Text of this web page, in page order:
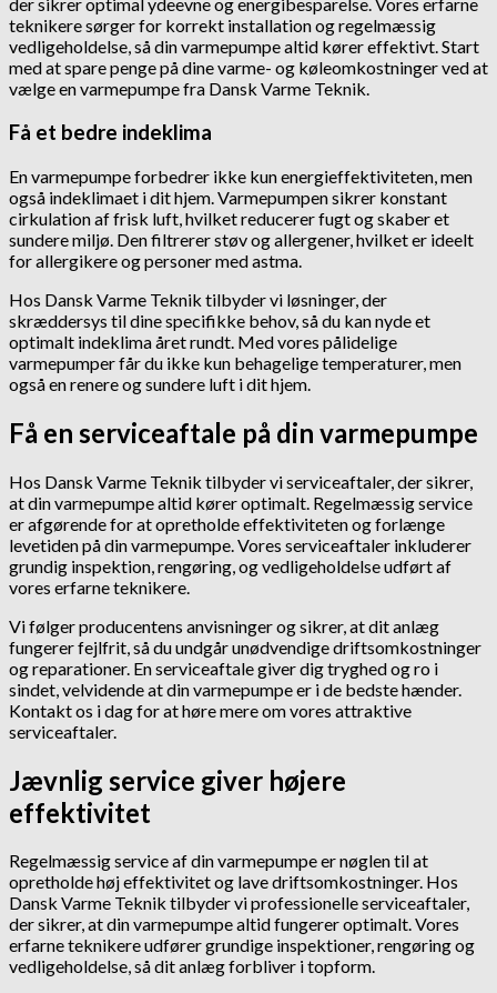
der sikrer optimal ydeevne og energibesparelse. Vores erfarne
teknikere sørger for korrekt installation og regelmæssig
vedligeholdelse, så din varmepumpe altid kører effektivt. Start
med at spare penge på dine varme- og køleomkostninger ved at
vælge en varmepumpe fra Dansk Varme Teknik.
Få et bedre indeklima
En varmepumpe forbedrer ikke kun energieffektiviteten, men
også indeklimaet i dit hjem. Varmepumpen sikrer konstant
cirkulation af frisk luft, hvilket reducerer fugt og skaber et
sundere miljø. Den filtrerer støv og allergener, hvilket er ideelt
for allergikere og personer med astma.
Hos Dansk Varme Teknik tilbyder vi løsninger, der
skræddersys til dine specifikke behov, så du kan nyde et
optimalt indeklima året rundt. Med vores pålidelige
varmepumper får du ikke kun behagelige temperaturer, men
også en renere og sundere luft i dit hjem.
Få en serviceaftale på din varmepumpe
Hos Dansk Varme Teknik tilbyder vi serviceaftaler, der sikrer,
at din varmepumpe altid kører optimalt. Regelmæssig service
er afgørende for at opretholde effektiviteten og forlænge
levetiden på din varmepumpe. Vores serviceaftaler inkluderer
grundig inspektion, rengøring, og vedligeholdelse udført af
vores erfarne teknikere.
Vi følger producentens anvisninger og sikrer, at dit anlæg
fungerer fejlfrit, så du undgår unødvendige driftsomkostninger
og reparationer. En serviceaftale giver dig tryghed og ro i
sindet, velvidende at din varmepumpe er i de bedste hænder.
Kontakt os i dag for at høre mere om vores attraktive
serviceaftaler.
Jævnlig service giver højere
effektivitet
Regelmæssig service af din varmepumpe er nøglen til at
opretholde høj effektivitet og lave driftsomkostninger. Hos
Dansk Varme Teknik tilbyder vi professionelle serviceaftaler,
der sikrer, at din varmepumpe altid fungerer optimalt. Vores
erfarne teknikere udfører grundige inspektioner, rengøring og
vedligeholdelse, så dit anlæg forbliver i topform.